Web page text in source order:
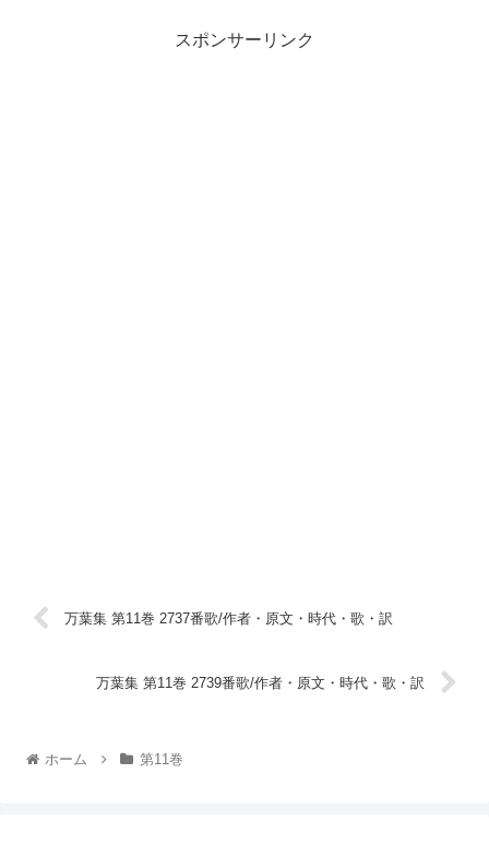
スポンサーリンク
万葉集 第11巻 2737番歌/作者・原文・時代・歌・訳
万葉集 第11巻 2739番歌/作者・原文・時代・歌・訳
ホーム 第11巻